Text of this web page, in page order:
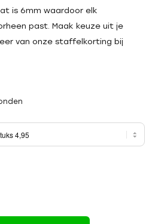
is 6mm waardoor elk
past. Maak keuze uit je
van onze staffelkorting bij